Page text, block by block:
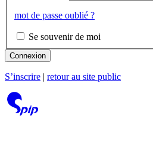
mot de passe oublié ?
Se souvenir de moi
Connexion
S’inscrire retour au site public